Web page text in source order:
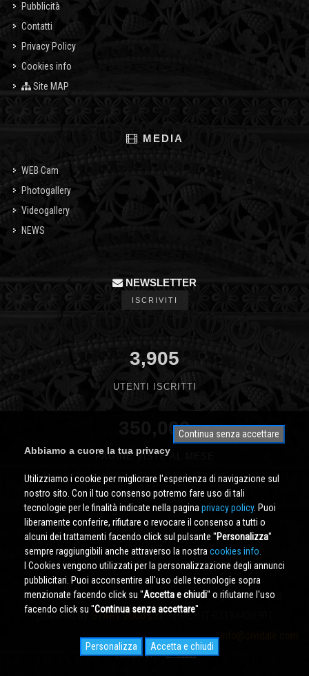
Pubblicità
Contatti
Privacy Policy
Cookies info
Site MAP
MEDIA
WEB Cam
Photogallery
Videogallery
NEWS
NEWSLETTER
ISCRIVITI
3,905
UTENTI ISCRITTI
350,000
PAGINE VISTE AL MESE
Cividale.COMCopyright © 2000 - 2026 All Rights Reserved
powered by START 2000 s.r.l.- PI/CF IT-02134430301
Continua senza accettare
Abbiamo a cuore la tua privacy
Utilizziamo i cookie per migliorare l'esperienza di navigazione sul
nostro sito. Con il tuo consenso potremo fare uso di tali
tecnologie per le finalità indicate nella pagina privacy policy. Puoi
liberamente conferire, rifiutare o revocare il consenso a tutti o
alcuni dei trattamenti facendo click sul pulsante ''Personalizza''
sempre raggiungibili anche attraverso la nostra cookies info.
I Cookies vengono utilizzati per la personalizzazione degli annunci
pubblicitari. Puoi acconsentire all'uso delle tecnologie sopra
menzionate facendo click su ''Accetta e chiudi'' o rifiutarne l'uso
facendo click su ''Continua senza accettare''
Personalizza Accetta e chiudi